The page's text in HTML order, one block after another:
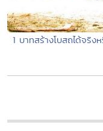
1 บาทสร้างโบสถได้จริ